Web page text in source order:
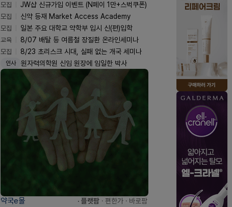
모집
JW샵 신규가입 이벤트 (N페이 1만+스벅쿠폰)
모집
신약 등재 Market Access Academy
모집
일본 주요 대학교 약학부 입시 신(편)입학
교육
8/07 배탈 등 여름철 장질환 온라인세미나
모집
8/23 초리스크 시대, 실패 없는 개국 세미나
인사 원자력의학원 신임 원장에 임일한 박사
약국e몰 · 플랫팜 · 편한가 · 바로팜